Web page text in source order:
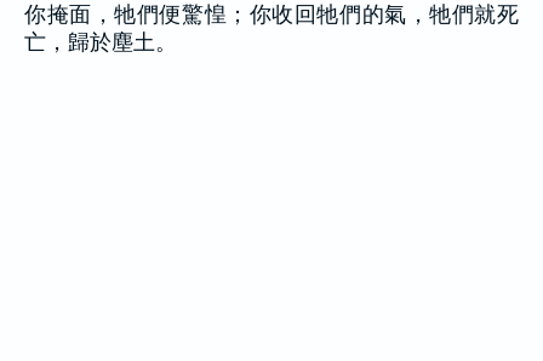
你掩面，牠們便驚惶；你收回牠們的氣，牠們就死
亡，歸於塵土。